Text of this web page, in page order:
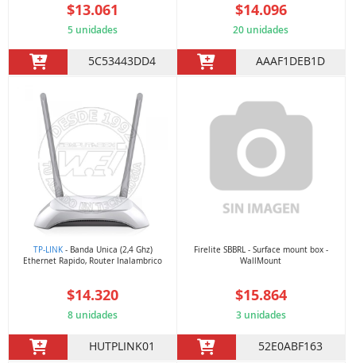
$13.061
5 unidades
5C53443DD4
$14.096
20 unidades
AAAF1DEB1D
TP-LINK- Banda Unica (2,4 Ghz)
Ethernet Rapido, Router Inalambrico
$14.320
8 unidades
HUTPLINK01
Firelite SBBRL - Surface mount box -
WallMount
$15.864
3 unidades
52E0ABF163